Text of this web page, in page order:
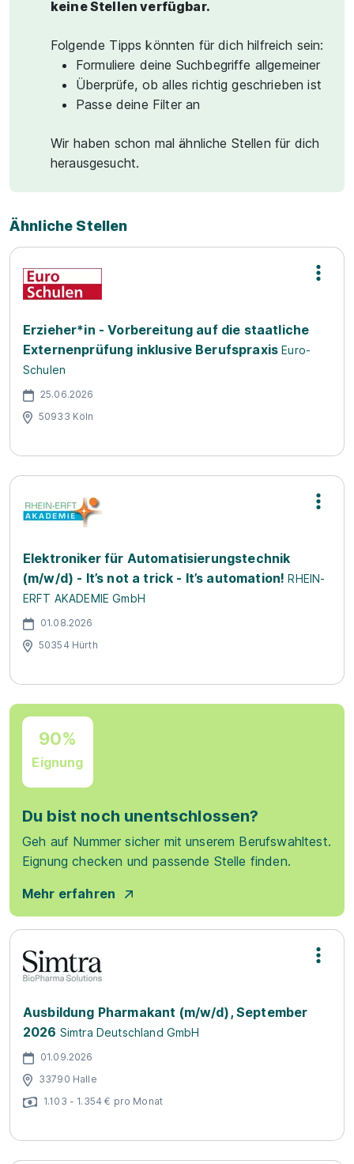
keine Stellen verfügbar.
Folgende Tipps könnten für dich hilfreich sein:
Formuliere deine Suchbegriffe allgemeiner
Überprüfe, ob alles richtig geschrieben ist
Passe deine Filter an
Wir haben schon mal ähnliche Stellen für dich
herausgesucht.
Ähnliche Stellen
Erzieher*in - Vorbereitung auf die staatliche
Externenprüfung inklusive Berufspraxis Euro-
Schulen
25.06.2026
50933 Köln
Elektroniker für Automatisierungstechnik
(m/w/d) - It’s not a trick - It’s automation! RHEIN-
ERFT AKADEMIE GmbH
01.08.2026
50354 Hürth
90%
Eignung
Du bist noch unentschlossen?
Geh auf Nummer sicher mit unserem Berufswahltest.
Eignung checken und passende Stelle finden.
Mehr erfahren
Ausbildung Pharmakant (m/w/d), September
2026 Simtra Deutschland GmbH
01.09.2026
33790 Halle
1.103 - 1.354 € pro Monat